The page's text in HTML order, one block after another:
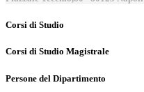
Corsi di Studio
Corsi di Studio Magistrale
Persone del Dipartimento